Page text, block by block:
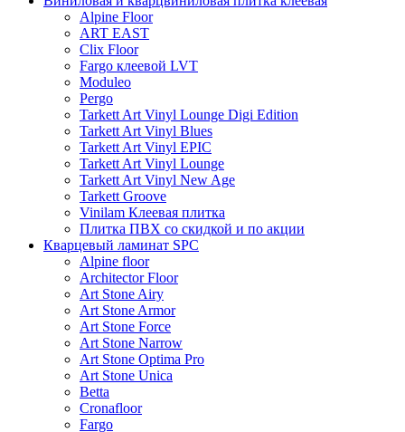
Alpine Floor
ART EAST
Clix Floor
Fargo клеевой LVT
Moduleo
Pergo
Tarkett Art Vinyl Lounge Digi Edition
Tarkett Art Vinyl Blues
Tarkett Art Vinyl EPIC
Tarkett Art Vinyl Lounge
Tarkett Art Vinyl New Age
Tarkett Groove
Vinilam Клеевая плитка
Плитка ПВХ со скидкой и по акции
Кварцевый ламинат SPC
Alpine floor
Architector Floor
Art Stone Airy
Art Stone Armor
Art Stone Force
Art Stone Narrow
Art Stone Optima Pro
Art Stone Unica
Betta
Cronafloor
Fargo